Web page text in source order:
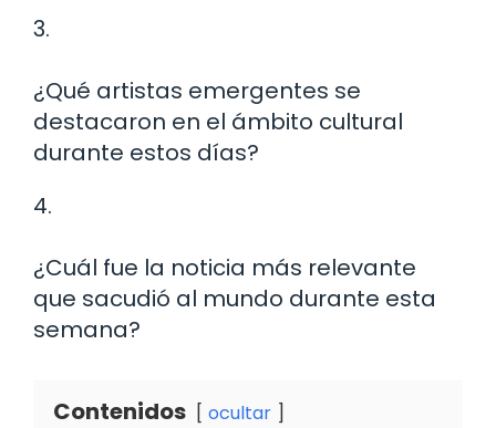
3.
¿Qué artistas emergentes se
destacaron en el ámbito cultural
durante estos días?
4.
¿Cuál fue la noticia más relevante
que sacudió al mundo durante esta
semana?
Contenidos ocultar